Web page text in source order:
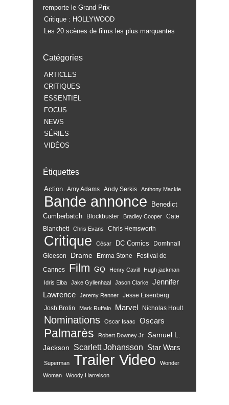
remporte le Grand Prix
Critique : HOLLYWOOD
Les 20 scènes de films les plus marquantes
Catégories
ARTICLES
CRITIQUES
ESSENTIEL
FOCUS
NEWS
SÉRIES
VIDÉOS
Étiquettes
Action Amy Adams Andy Serkis Anthony Mackie
Bande annonce
Benedict
Cumberbatch
Blockbuster Bradley Cooper
Cate
Blanchett
Chris Evans Chris Hemsworth
Critique César DC Comics
Domhnall
Gleeson
Drame Emma Stone
Festival de
Cannes
Film GQ Henry Cavill Hugh jackman
Idris Elba Jake Gyllenhaal Jason Clarke
Jennifer
Lawrence
Jeremy Renner
Jesse Eisenberg
Josh Brolin
Mark Ruffalo Marvel Nicholas Hoult
Nominations Oscar Isaac Oscars
Palmarès Robert Downey Jr
Samuel L.
Jackson
Scarlett Johansson Star Wars
Superman Trailer Video
Wonder
Woman
Woody Harrelson